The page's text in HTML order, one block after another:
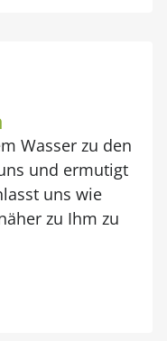
Wasser zu den
und ermutigt
uns wie
zu Ihm zu